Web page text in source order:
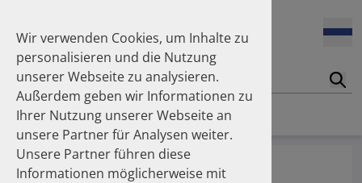
Homepage Publikationen Über die Autoren
Prof. Dr. Unsöld, Chris
Wir verwenden Cookies, um Inhalte zu
personalisieren und die Nutzung
unserer Webseite zu analysieren.
Außerdem geben wir Informationen zu
Ihrer Nutzung unserer Webseite an
unsere Partner für Analysen weiter.
Unsere Partner führen diese
Informationen möglicherweise mit